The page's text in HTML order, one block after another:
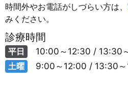
時間外やお電話がしづらい方は、
みください。
診療時間
平日
10:00～12:30 / 13:30
土曜
9:00～12:00 / 13:30